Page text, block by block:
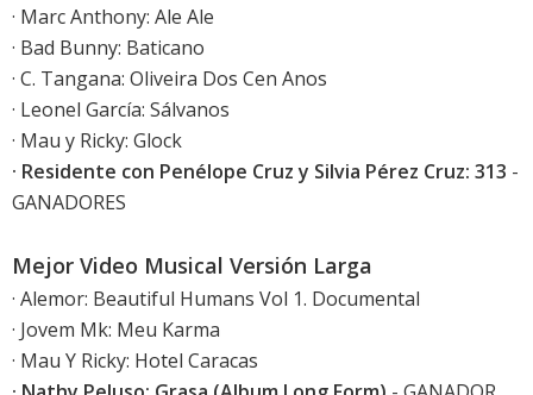
· Marc Anthony: Ale Ale
· Bad Bunny: Baticano
· C. Tangana: Oliveira Dos Cen Anos
· Leonel García: Sálvanos
· Mau y Ricky: Glock
· Residente con Penélope Cruz y Silvia Pérez Cruz: 313 -
GANADORES
Mejor Video Musical Versión Larga
· Alemor: Beautiful Humans Vol 1. Documental
· Jovem Mk: Meu Karma
· Mau Y Ricky: Hotel Caracas